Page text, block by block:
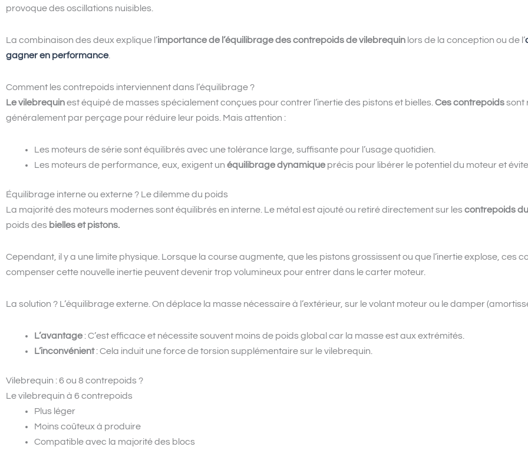
provoque des oscillations nuisibles.
La combinaison des deux explique l’importance de l’équilibrage des contrepoids de vilebrequin lors de la conception ou de l’
gagner en performance.
Comment les contrepoids interviennent dans l’équilibrage ?
Le vilebrequinest équipé de masses spécialement conçues pour contrer l’inertie des pistons et bielles. Ces contrepoidssont
généralement par perçage pour réduire leur poids. Mais attention :
Les moteurs de série sont équilibrés avec une tolérance large, suffisante pour l’usage quotidien.
Les moteurs de performance, eux, exigent un équilibrage dynamique précis pour libérer le potentiel du moteur et
Équilibrage interne ou externe ? Le dilemme du poids
La majorité des moteurs modernes sont équilibrés en interne. Le métal est ajouté ou retiré directement sur les contrepoids
poids des bielles et pistons.
Cependant, il y a une limite physique. Lorsque la course augmente, que les pistons grossissent ou que l’inertie explose, ces
compenser cette nouvelle inertie peuvent devenir trop volumineux pour entrer dans le carter moteur.
La solution ? L’équilibrage externe. On déplace la masse nécessaire à l’extérieur, sur le volant moteur ou le damper
L’avantage : C’est efficace et nécessite souvent moins de poids global car la masse est aux extrémités.
L’inconvénient: Cela induit une force de torsion supplémentaire sur le vilebrequin.
Vilebrequin : 6 ou 8 contrepoids ?
Le vilebrequin à 6 contrepoids
Plus léger
Moins coûteux à produire
Compatible avec la majorité des blocs